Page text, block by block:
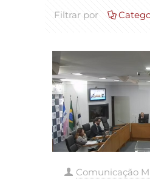
Filtrar por
Comunicação